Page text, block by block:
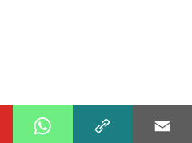
MATEMATIK BILIMLERI
02 Ara 2024